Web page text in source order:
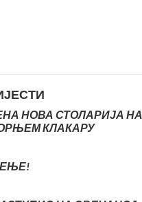
НОВА СТОЛАРИЈА НА
КЛАКАРУ